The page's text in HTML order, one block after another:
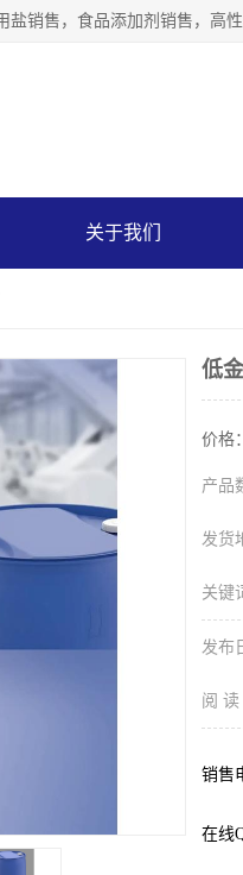
关于我们
低
价格
产品
发货
关键
发布
阅 读
销售
在线